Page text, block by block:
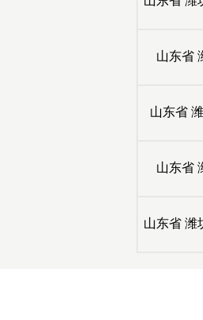
山东省
山东省
山东省
山东省 潍